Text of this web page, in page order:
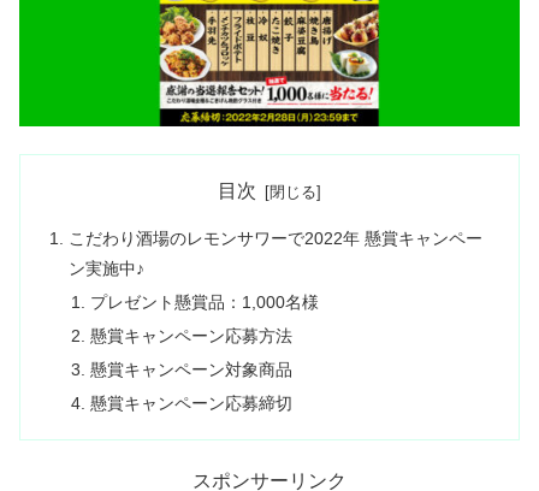
目次
こだわり酒場のレモンサワーで2022年 懸賞キャンペー
ン実施中♪
プレゼント懸賞品：1,000名様
懸賞キャンペーン応募方法
懸賞キャンペーン対象商品
懸賞キャンペーン応募締切
スポンサーリンク